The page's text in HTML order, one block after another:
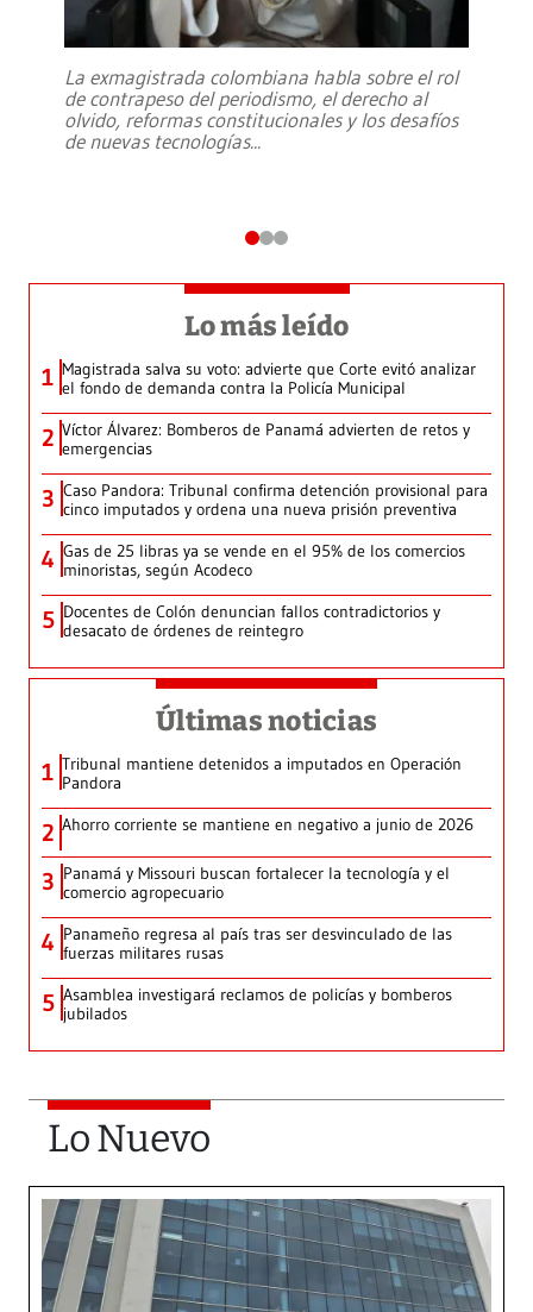
La exmagistrada colombiana habla sobre el rol
de contrapeso del periodismo, el derecho al
olvido, reformas constitucionales y los desafíos
de nuevas tecnologías...
Lo más leído
1 Magistrada salva su voto: advierte que Corte evitó analizar
el fondo de demanda contra la Policía Municipal
2 Víctor Álvarez: Bomberos de Panamá advierten de retos y
emergencias
3 Caso Pandora: Tribunal confirma detención provisional para
cinco imputados y ordena una nueva prisión preventiva
4 Gas de 25 libras ya se vende en el 95% de los comercios
minoristas, según Acodeco
5 Docentes de Colón denuncian fallos contradictorios y
desacato de órdenes de reintegro
Últimas noticias
1 Tribunal mantiene detenidos a imputados en Operación
Pandora
2 Ahorro corriente se mantiene en negativo a junio de 2026
3 Panamá y Missouri buscan fortalecer la tecnología y el
comercio agropecuario
4 Panameño regresa al país tras ser desvinculado de las
fuerzas militares rusas
5 Asamblea investigará reclamos de policías y bomberos
jubilados
Lo Nuevo